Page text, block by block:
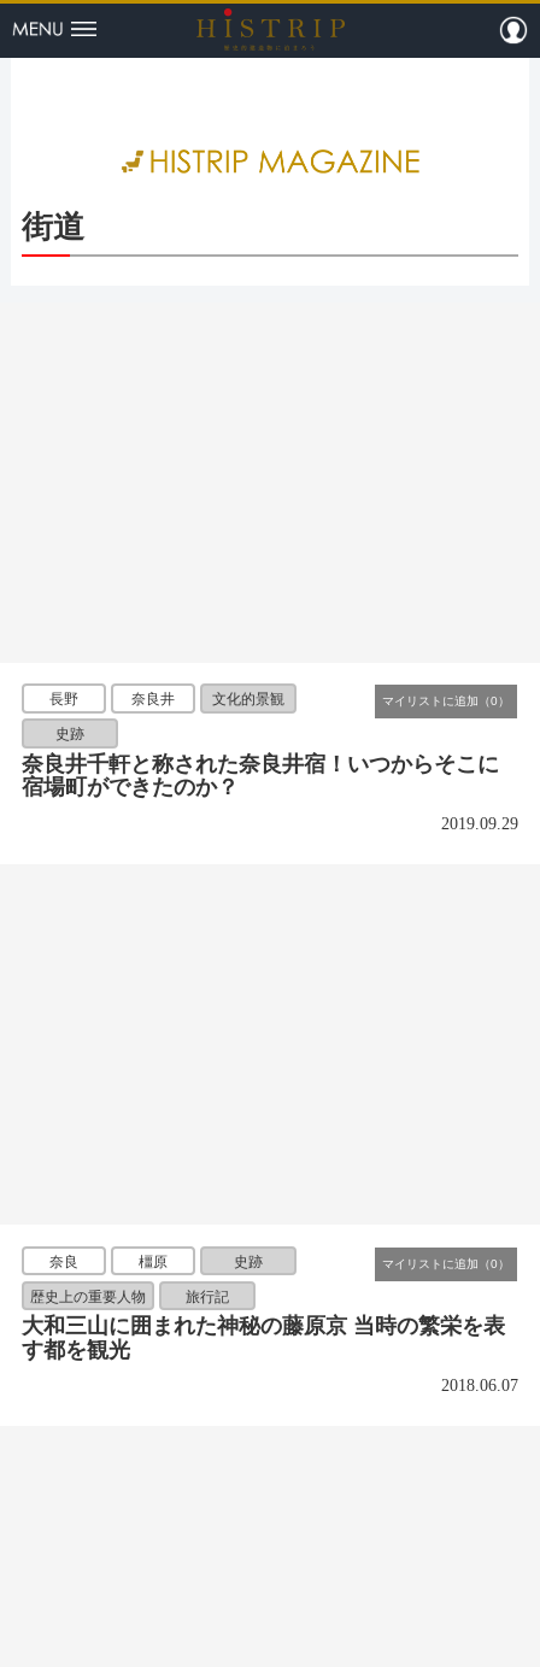
HISTRIP（
街道
長野 奈良井 文化的景観
史跡
奈良井千軒と称された奈良井宿！いつからそこに
宿場町ができたのか？
2019.09.29
奈良 橿原 史跡
歴史上の重要人物 旅行記
大和三山に囲まれた神秘の藤原京 当時の繁栄を表
す都を観光
2018.06.07